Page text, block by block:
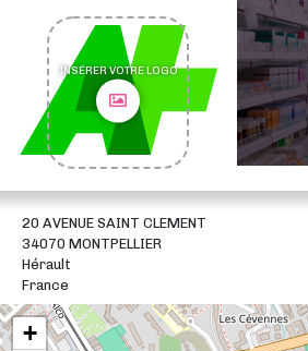
INSÉRER VOTRE LOGO
20 AVENUE SAINT CLEMENT
34070 MONTPELLIER
Hérault
France
+